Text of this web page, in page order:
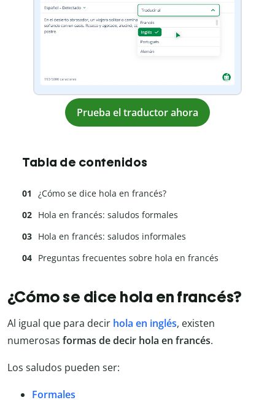
Prueba el traductor ahora
Tabla de contenidos
¿Cómo se dice hola en francés?
Hola en francés: saludos formales
Hola en francés: saludos informales
Preguntas frecuentes sobre hola en francés
¿Cómo se dice hola en francés?
Al igual que para decir hola en inglés, existen
numerosas formas de decir hola en francés.
Los saludos pueden ser:
Formales